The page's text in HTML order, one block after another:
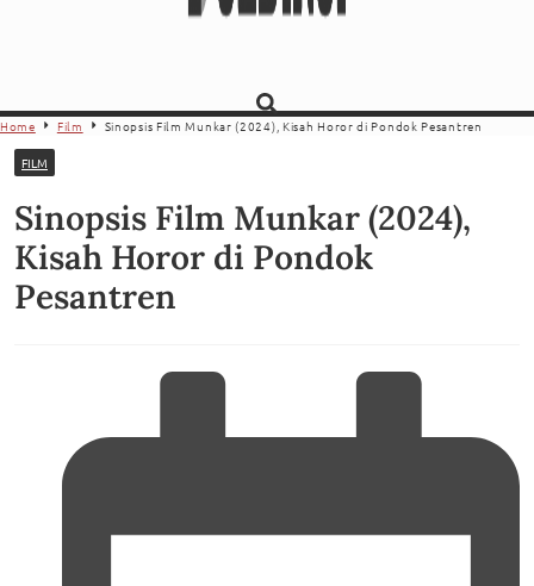
Home Film Sinopsis Film Munkar (2024), Kisah Horor di Pondok Pesantren
FILM
Sinopsis Film Munkar (2024),
Kisah Horor di Pondok
Pesantren